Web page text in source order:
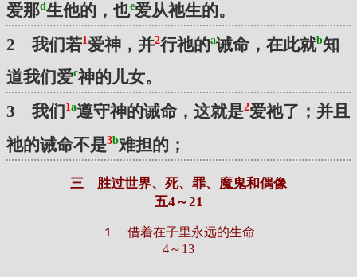
爱那d生他的，也e爱从祂生的。
2 我们若1爱神，并2行祂的a诫命，在此就b知
道我们爱c神的儿女。
3 我们 1a遵守神的诫命，这就是2爱祂了；并且
祂的诫命不是3b难担的；
三 胜过世界、死、罪、魔鬼和偶像
五4～21
１ 借着在子里永远的生命
4～13